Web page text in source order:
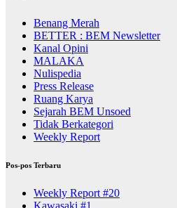
Benang Merah
BETTER : BEM Newsletter
Kanal Opini
MALAKA
Nulispedia
Press Release
Ruang Karya
Sejarah BEM Unsoed
Tidak Berkategori
Weekly Report
Pos-pos Terbaru
Weekly Report #20
Kawasaki #1